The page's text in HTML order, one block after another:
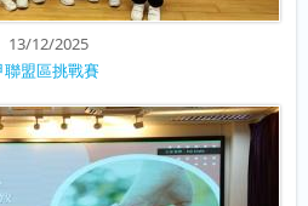
13/12/2025
聯盟區挑戰賽